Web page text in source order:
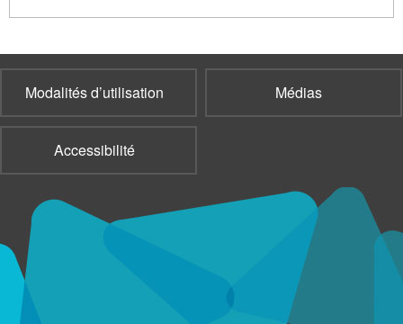
Modalités d’utilisation Médias
Accessibilité